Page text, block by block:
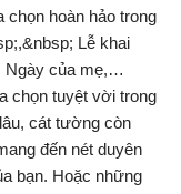
hoàn hảo trong
Lễ khai
Ngày của mẹ,…
chọn tuyệt vời trong
cát tường còn
đến nét duyên
bạn. Hoặc những